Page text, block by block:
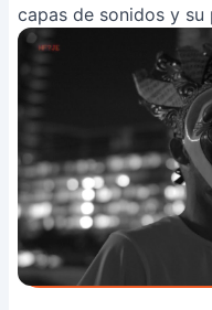
capas de sonidos y